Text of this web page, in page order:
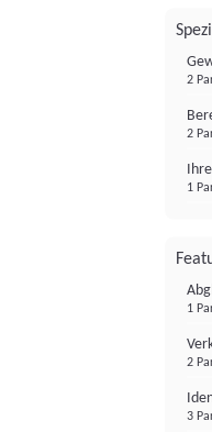
2
2
1
1
2
3